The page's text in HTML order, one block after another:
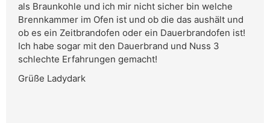
als Braunkohle und ich mir nicht sicher bin welche
Brennkammer im Ofen ist und ob die das aushält und
ob es ein Zeitbrandofen oder ein Dauerbrandofen ist!
Ich habe sogar mit den Dauerbrand und Nuss 3
schlechte Erfahrungen gemacht!
Grüße Ladydark